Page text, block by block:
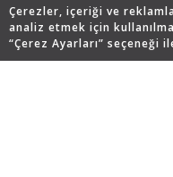
Çerezler, içeriği ve
analiz etmek için
“Çerez Ayarları” seçeneği